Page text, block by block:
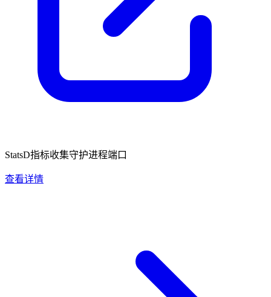
StatsD指标收集守护进程端口
查看详情